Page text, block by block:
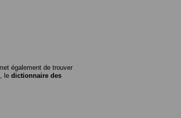
également de trouver
le dictionnaire des